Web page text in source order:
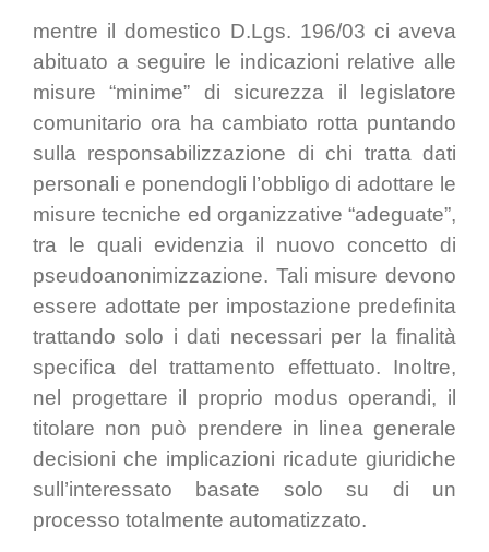
mentre il domestico D.Lgs. 196/03 ci aveva
abituato a seguire le indicazioni relative alle
misure “minime” di sicurezza il legislatore
comunitario ora ha cambiato rotta puntando
sulla responsabilizzazione di chi tratta dati
personali e ponendogli l’obbligo di adottare le
misure tecniche ed organizzative “adeguate”,
tra le quali evidenzia il nuovo concetto di
pseudoanonimizzazione. Tali misure devono
essere adottate per impostazione predefinita
trattando solo i dati necessari per la finalità
specifica del trattamento effettuato. Inoltre,
nel progettare il proprio modus operandi, il
titolare non può prendere in linea generale
decisioni che implicazioni ricadute giuridiche
sull’interessato basate solo su di un
processo totalmente automatizzato.